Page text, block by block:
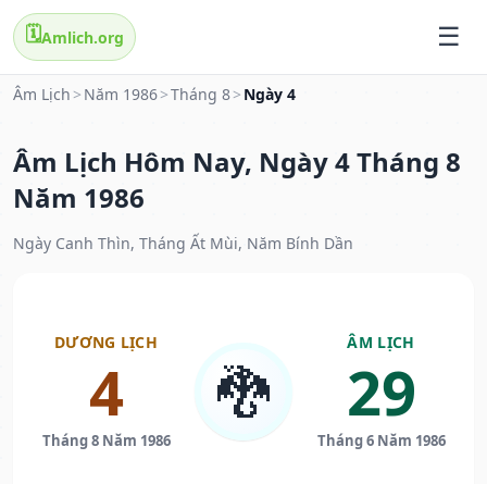
🗓️Amlich.org
Âm Lịch > Năm 1986>Tháng 8> Ngày 4
Âm Lịch Hôm Nay, Ngày 4 Tháng 8
Năm 1986
Ngày Canh Thìn, Tháng Ất Mùi, Năm Bính Dần
DƯƠNG LỊCH
4
Tháng 8 Năm 1986
🐉
ÂM LỊCH
29
Tháng 6 Năm 1986